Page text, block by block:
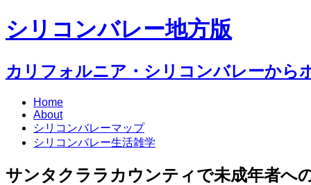
シリコンバレー地方版
カリフォルニア・シリコンバレーから
Home
About
シリコンバレーマップ
シリコンバレー生活雑学
サンタクララカウンティで未成年者へ